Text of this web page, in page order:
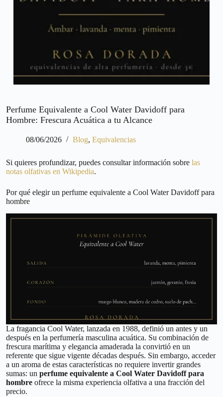
Perfume Equivalente a Cool Water Davidoff para
Hombre: Frescura Acuática a tu Alcance
08/06/2026 Blog, Equivalencias
Si quieres profundizar, puedes consultar información sobre las
notas olfativas en Wikipedia.
Por qué elegir un perfume equivalente a Cool Water Davidoff para
hombre
La fragancia Cool Water, lanzada en 1988, definió un antes y un
después en la perfumería masculina acuática. Su combinación de
frescura marítima y elegancia amaderada la convirtió en un
referente que sigue vigente décadas después. Sin embargo, acceder
a un aroma de estas características no requiere invertir grandes
sumas: un perfume equivalente a Cool Water Davidoff para
hombre ofrece la misma experiencia olfativa a una fracción del
precio.